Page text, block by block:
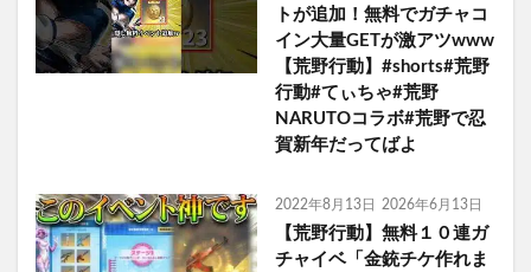
トが追加！無料でガチャコ
イン大量GETが激アツwww
【荒野行動】#shorts#荒野
行動#てぃちゃ#荒野
NARUTOコラボ#荒野で忍
賀新年だってばよ
2022年8月13日 2026年6月13日
【荒野行動】無料１０連ガ
チャイベ「金銃チケ作れま